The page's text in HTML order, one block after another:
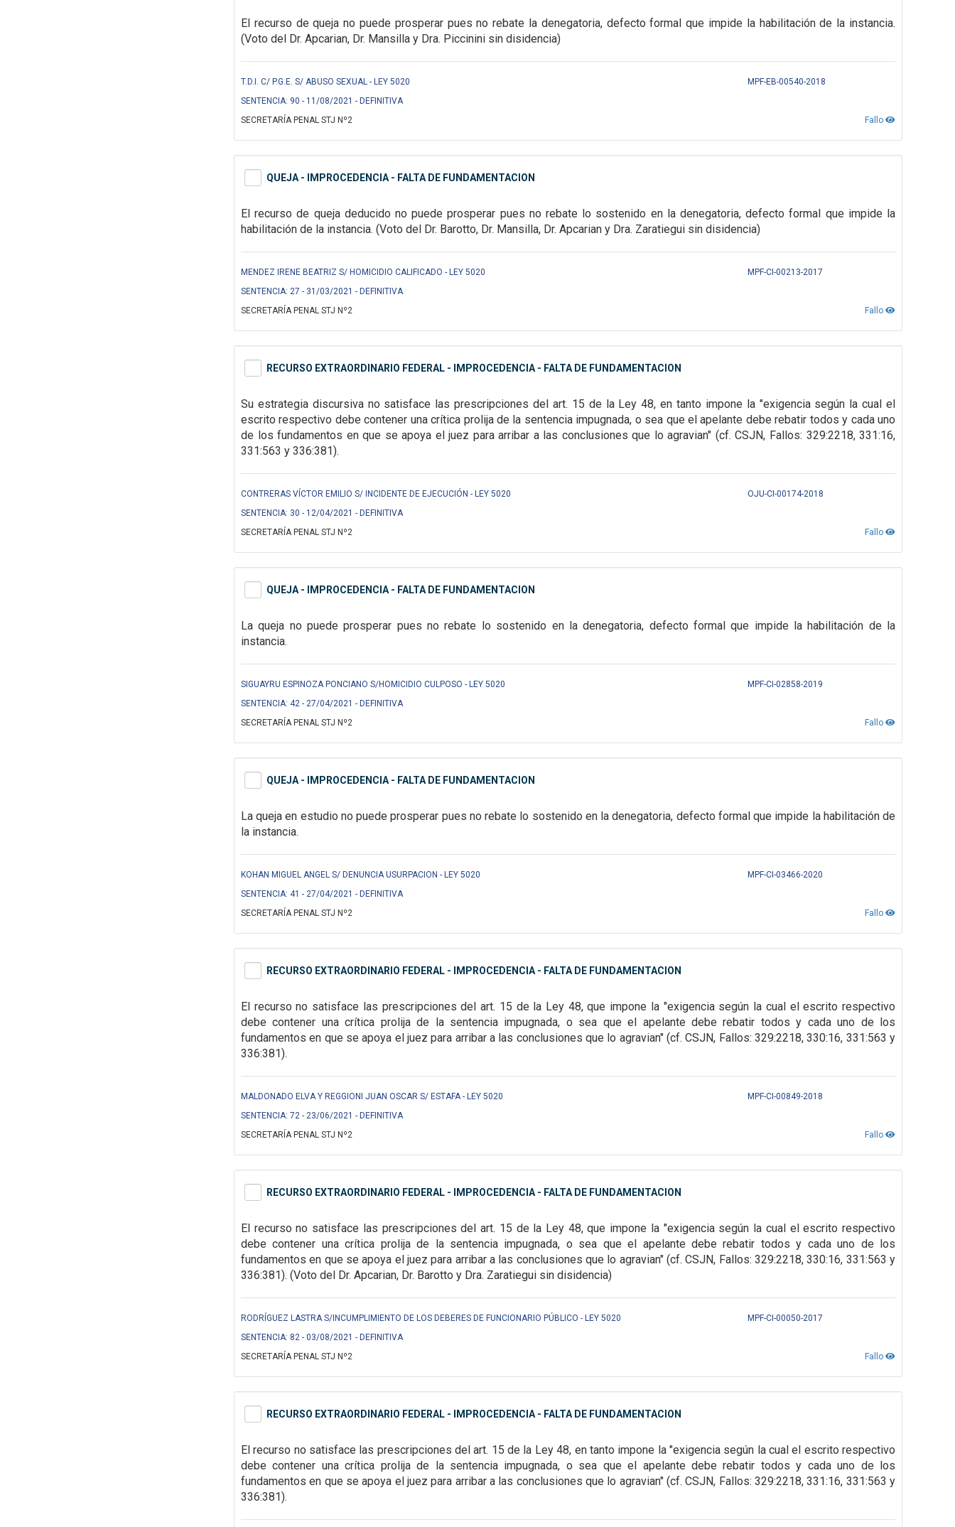
El recurso de queja no puede prosperar pues no rebate la denegatoria, defecto formal que impide la habilitación de la instancia.
(Voto del Dr. Apcarian, Dr. Mansilla y Dra. Piccinini sin disidencia)
T.D.I. C/ P.G.E. S/ ABUSO SEXUAL - LEY 5020
MPF-EB-00540-2018
SENTENCIA: 90 - 11/08/2021 - DEFINITIVA
Fallo
SECRETARÍA PENAL STJ Nº2
QUEJA - IMPROCEDENCIA - FALTA DE FUNDAMENTACION
El recurso de queja deducido no puedeprosperar pues no rebate lo sostenido en la denegatoria, defecto formal que impide la
habilitación de la instancia. (Voto del Dr. Barotto, Dr. Mansilla, Dr. Apcarian y Dra. Zaratiegui sin disidencia)
MENDEZ IRENE BEATRIZ S/ HOMICIDIO CALIFICADO - LEY 5020
MPF-CI-00213-2017
SENTENCIA: 27 - 31/03/2021 - DEFINITIVA
Fallo
SECRETARÍA PENAL STJ Nº2
RECURSO EXTRAORDINARIO FEDERAL - IMPROCEDENCIA - FALTA DE FUNDAMENTACION
Su estrategia discursiva no satisface las prescripciones del art. 15 de la Ley 48, en tanto impone la "exigencia según la cual el
escrito respectivo debe contener una crítica prolija de la sentencia impugnada, o sea que el apelante debe rebatir todos y cada uno
de losfundamentos en que se apoya el juez para arribar a las conclusiones que lo agravian" (cf.CSJN, Fallos: 329:2218, 331:16,
331:563 y 336:381).
CONTRERAS VÍCTOR EMILIO S/ INCIDENTE DE EJECUCIÓN - LEY 5020
OJU-CI-00174-2018
SENTENCIA: 30 - 12/04/2021 - DEFINITIVA
Fallo
SECRETARÍA PENAL STJ Nº2
QUEJA - IMPROCEDENCIA - FALTA DE FUNDAMENTACION
La queja no puede prosperar pues no rebate lo sostenido en la denegatoria, defecto formal que impide la habilitación de la
instancia.
SIGUAYRU ESPINOZA PONCIANO S/HOMICIDIO CULPOSO - LEY 5020
MPF-CI-02858-2019
SENTENCIA: 42 - 27/04/2021 - DEFINITIVA
Fallo
SECRETARÍA PENAL STJ Nº2
QUEJA - IMPROCEDENCIA - FALTA DE FUNDAMENTACION
La queja en estudio no puede prosperar pues no rebate lo sostenido en la denegatoria, defecto formal que impide la habilitación de
la instancia.
KOHAN MIGUEL ANGEL S/ DENUNCIA USURPACION - LEY 5020
MPF-CI-03466-2020
SENTENCIA: 41 - 27/04/2021 - DEFINITIVA
Fallo
SECRETARÍA PENAL STJ Nº2
RECURSO EXTRAORDINARIO FEDERAL - IMPROCEDENCIA - FALTA DE FUNDAMENTACION
El recurso no satisface las prescripciones del art. 15 de la Ley 48,que impone la "exigencia según la cual el escrito respectivo
debe contener una crítica prolijade la sentencia impugnada, o sea que el apelante debe rebatir todos y cada uno de los
fundamentos en que se apoya el juez para arribar a las conclusiones que lo agravian" (cf.CSJN, Fallos: 329:2218, 330:16, 331:563 y
336:381).
MALDONADO ELVA Y REGGIONI JUAN OSCAR S/ ESTAFA - LEY 5020
MPF-CI-00849-2018
SENTENCIA: 72 - 23/06/2021 - DEFINITIVA
Fallo
SECRETARÍA PENAL STJ Nº2
RECURSO EXTRAORDINARIO FEDERAL - IMPROCEDENCIA - FALTA DE FUNDAMENTACION
El recursono satisface las prescripciones del art. 15 de la Ley 48, que impone la "exigencia según la cual el escrito respectivo
debe contener una crítica prolija de la sentencia impugnada, o sea que el apelante debe rebatir todos y cada uno de los
fundamentos en que seapoya el juez para arribar a las conclusiones que lo agravian" (cf. CSJN, Fallos: 329:2218,330:16, 331:563 y
336:381). (Voto del Dr. Apcarian, Dr. Barotto y Dra. Zaratiegui sin disidencia)
RODRÍGUEZ LASTRA S/INCUMPLIMIENTO DE LOS DEBERES DE FUNCIONARIO PÚBLICO - LEY 5020
MPF-CI-00050-2017
SENTENCIA: 82 - 03/08/2021 - DEFINITIVA
Fallo
SECRETARÍA PENAL STJ Nº2
RECURSO EXTRAORDINARIO FEDERAL - IMPROCEDENCIA - FALTA DE FUNDAMENTACION
El recurso no satisface las prescripciones del art. 15 de la Ley 48, en tanto impone la "exigencia según la cual el escrito respectivo
debe contener una crítica prolija de la sentencia impugnada, o sea que el apelante debe rebatir todos y cada uno de los
fundamentos en que se apoya el juez para arribar a las conclusiones que lo agravian" (cf. CSJN, Fallos: 329:2218, 331:16, 331:563 y
336:381).